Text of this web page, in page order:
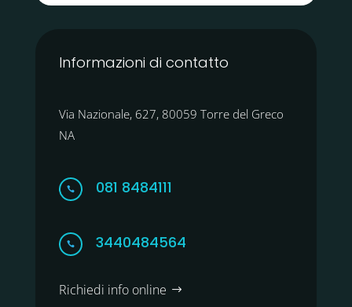
Informazioni di contatto
Via Nazionale, 627, 80059 Torre del Greco
NA
 081 8484111
 3440484564
Richiedi info online